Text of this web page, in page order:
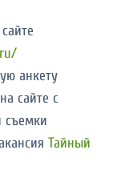
анкету
сайте с
съемки
Тайный